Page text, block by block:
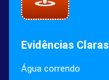
Evidências Claras
Água correndo